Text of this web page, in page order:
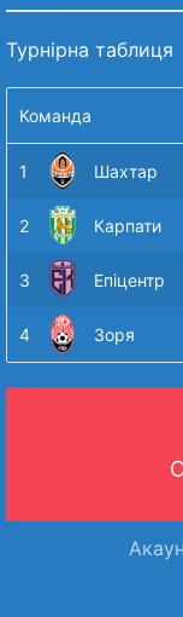
Турнірна таблиця
Команда
1 Шахтар
2 Карпати
3 Епіцентр
4 Зоря